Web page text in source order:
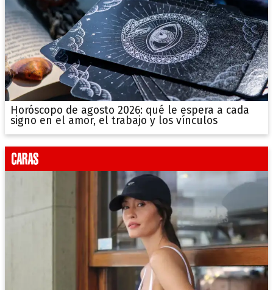
Horóscopo de agosto 2026: qué le espera a cada
signo en el amor, el trabajo y los vínculos